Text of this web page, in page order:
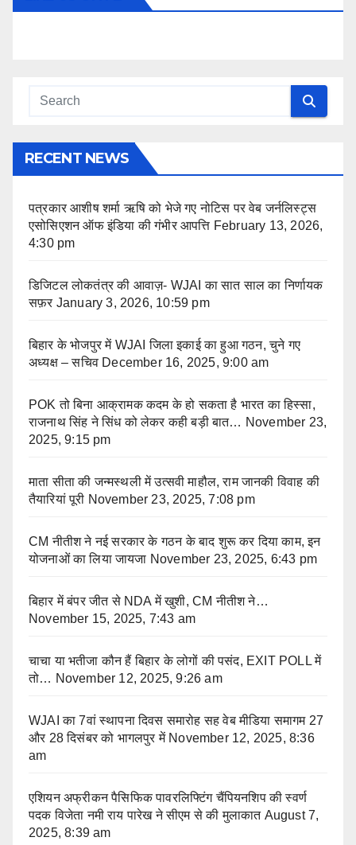
RECENT NEWS
पत्रकार आशीष शर्मा ऋषि को भेजे गए नोटिस पर वेब जर्नलिस्ट्स
एसोसिएशन ऑफ इंडिया की गंभीर आपत्ति February 13, 2026,
4:30 pm
डिजिटल लोकतंत्र की आवाज़- WJAI का सात साल का निर्णायक
सफ़र January 3, 2026, 10:59 pm
बिहार के भोजपुर में WJAI जिला इकाई का हुआ गठन, चुने गए
अध्यक्ष – सचिव December 16, 2025, 9:00 am
POK तो बिना आक्रामक कदम के हो सकता है भारत का हिस्सा,
राजनाथ सिंह ने सिंध को लेकर कही बड़ी बात… November 23,
2025, 9:15 pm
माता सीता की जन्मस्थली में उत्सवी माहौल, राम जानकी विवाह की
तैयारियां पूरी November 23, 2025, 7:08 pm
CM नीतीश ने नई सरकार के गठन के बाद शुरू कर दिया काम, इन
योजनाओं का लिया जायजा November 23, 2025, 6:43 pm
बिहार में बंपर जीत से NDA में खुशी, CM नीतीश ने…
November 15, 2025, 7:43 am
चाचा या भतीजा कौन हैं बिहार के लोगों की पसंद, EXIT POLL में
तो… November 12, 2025, 9:26 am
WJAI का 7वां स्थापना दिवस समारोह सह वेब मीडिया समागम 27
और 28 दिसंबर को भागलपुर में November 12, 2025, 8:36
am
एशियन अफ्रीकन पैसिफिक पावरलिफ्टिंग चैंपियनशिप की स्वर्ण
पदक विजेता नमी राय पारेख ने सीएम से की मुलाकात August 7,
2025, 8:39 am